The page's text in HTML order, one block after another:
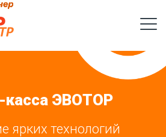
-касса ЭВОТОР
ярких технологий